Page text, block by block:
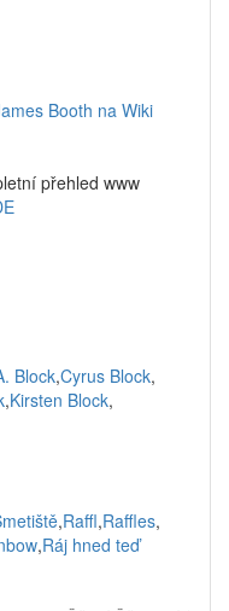
Booth na Wiki
přehled www
Block,Cyrus Block,
,Kirsten Block,
,Raffl,Raffles,
,Ráj hned teď